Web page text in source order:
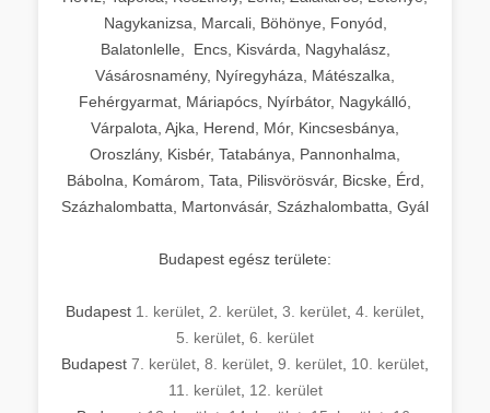
Nagykanizsa, Marcali, Böhönye, Fonyód,
Balatonlelle, Encs, Kisvárda, Nagyhalász,
Vásárosnamény, Nyíregyháza, Mátészalka,
Fehérgyarmat, Máriapócs, Nyírbátor, Nagykálló,
Várpalota, Ajka, Herend, Mór, Kincsesbánya,
Oroszlány, Kisbér, Tatabánya, Pannonhalma,
Bábolna, Komárom, Tata, Pilisvörösvár, Bicske, Érd,
Százhalombatta, Martonvásár, Százhalombatta, Gyál
Budapest egész területe:
Budapest 1. kerület 2. kerület 3. kerület 4. kerület
5. kerület 6. kerület
Budapest 7. kerület 8. kerület 9. kerület 10. kerület
11. kerület, 12. kerület